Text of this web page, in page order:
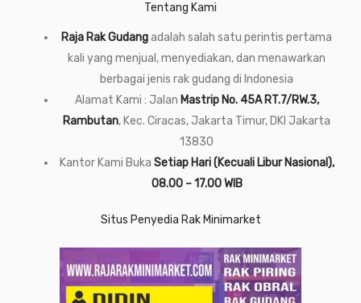
Tentang Kami
Raja Rak Gudangadalah salah satu perintis pertama
kali yang menjual, menyediakan, dan menawarkan
berbagai jenis rak gudang di Indonesia
Alamat Kami : Jalan Mastrip No. 45A RT.7/RW.3,
Rambutan, Kec. Ciracas, Jakarta Timur, DKI Jakarta
13830
Kantor Kami Buka Setiap Hari (Kecuali Libur Nasional),
08.00 – 17.00 WIB
Situs Penyedia Rak Minimarket